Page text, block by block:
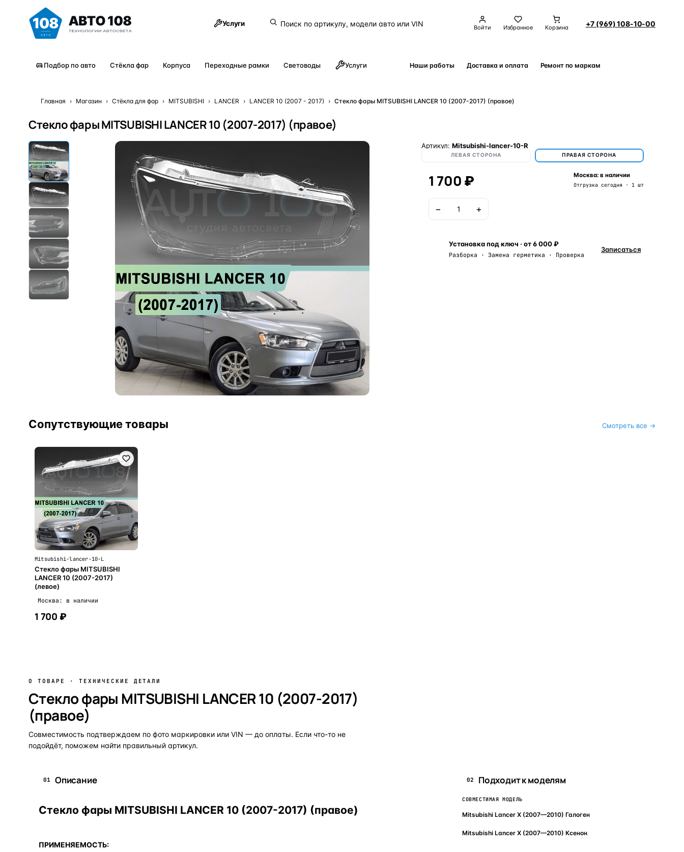
Услуги Войти Избранное Корзина +7 (969) 108-10-00
Подбор по авто Стёкла фар Корпуса Переходные рамки Световоды Услуги Наши работы Доставка и оплата Ремонт по маркам
Главная › Магазин › Стёкла для фар › MITSUBISHI › LANCER › LANCER 10 (2007 - 2017) › Стекло фары MITSUBISHI LANCER 10 (2007-2017) (правое)
Стекло фары MITSUBISHI LANCER 10 (2007-2017) (правое)
Артикул: Mitsubishi-lancer-10-R
ЛЕВАЯ СТОРОНА ПРАВАЯ СТОРОНА
1 700 ₽ Москва: в наличии
Отгрузка сегодня · 1 шт
− +
Установка под ключ · от 6 000 ₽
Разборка · Замена герметика · Проверка
Записаться
Сопутствующие товары Смотреть все →
Mitsubishi-lancer-10-L
Стекло фары MITSUBISHI
LANCER 10 (2007-2017)
(левое)
Москва: в наличии
1 700 ₽
О ТОВАРЕ · ТЕХНИЧЕСКИЕ ДЕТАЛИ
Стекло фары MITSUBISHI LANCER 10 (2007-2017)
(правое)
Совместимость подтверждаем по фото маркировки или VIN — до оплаты. Если что-то не
подойдёт, поможем найти правильный артикул.
01 Описание
Стекло фары MITSUBISHI LANCER 10 (2007-2017) (правое)
ПРИМЕНЯЕМОСТЬ:
02 Подходит к моделям
СОВМЕСТИМАЯ МОДЕЛЬ
Mitsubishi Lancer X (2007—2010) Галоген
Mitsubishi Lancer X (2007—2010) Ксенон